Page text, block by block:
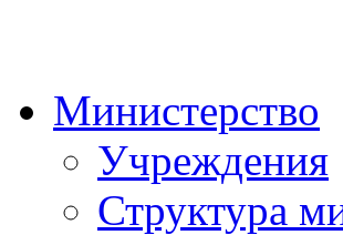
Министерство
Учреждения
Структура